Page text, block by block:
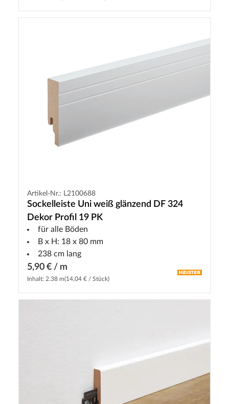
Artikel-Nr.: L2100688
Sockelleiste Uni weiß glänzend DF 324
Dekor Profil 19 PK
für alle Böden
B x H: 18 x 80 mm
238 cm lang
5,90 € / m
Inhalt: 2.38 m(14,04 € / Stück)